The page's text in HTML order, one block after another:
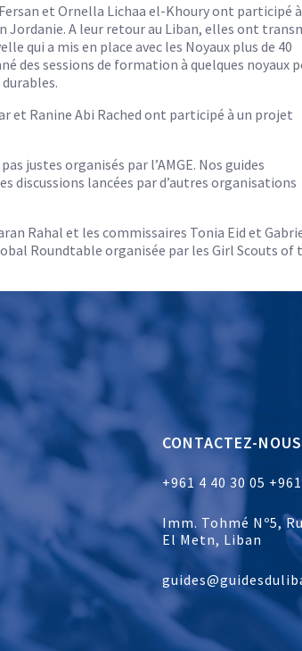
et Ornella Lichaa el-Khoury ont participé à
Jordanie. A leur retour au Liban, elles ont
qui a mis en place avec les Noyaux plus de 40
des sessions de formation à quelques noyaux
et Ranine Abi Rached ont participé à un projet
justes organisés par l’AMGE. Nos guides
discussions lancées par d’autres organisations
Rahal et les commissaires Tonia Eid et
Roundtable organisée par les Girl Scouts of
CONTACTEZ-NOUS
+961 4 40 30 05
Imm. Tohmé Nº5,
El Metn, Liban